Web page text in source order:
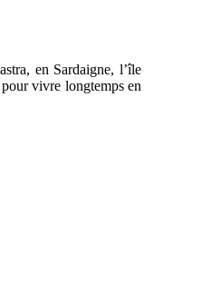
en Sardaigne, l’île
vivre longtemps en